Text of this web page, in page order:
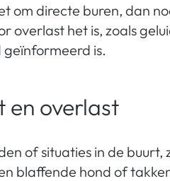
om directe buren, dan
overlast het is, zoals
is.
en overlast
of situaties in de buurt,
blaffende hond of